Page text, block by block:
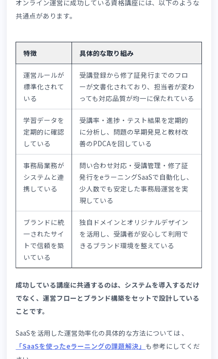
ニングのカスタマイズ」もご確認ください。
5.eラーニングSaaSで資格講座運営に必要
5つのシステム要件
SaaS型eラーニングは、販売元や製品によって強みや搭載
っているかを確認してから導入しましょう。
機能 内容 運営上の効果
学習管理 受講者ごとの学習
進捗を把握
適切なフォローが
テスト・
問題演習
機能
演習の実施・結果
集計
学習成果の把握と
合格率向上につな
がる
機能 分析 料として活用でき
る
理・修了
証発行機
証の自動発行まで
一元管理
漏れを防ぎ工数を
削減できる